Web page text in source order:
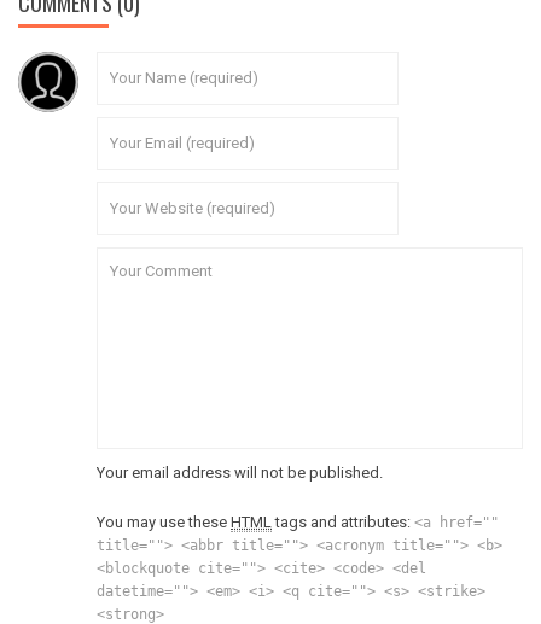
Your email address will not be published.
You may use these HTML tags and attributes: <a href=""
title=""> <abbr title=""> <acronym title=""> <b>
<blockquote cite=""> <cite> <code> <del
datetime=""> <em> <i> <q cite=""> <s> <strike>
<strong>